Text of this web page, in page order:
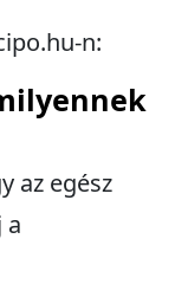
n:
az egész
a